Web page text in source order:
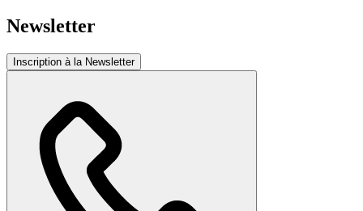
Newsletter
Inscription à la Newsletter